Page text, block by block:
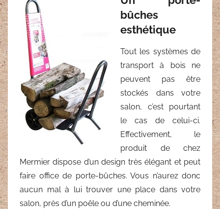
bûches
esthétique
Tout les systèmes de
transport à bois ne
peuvent pas être
stockés dans votre
salon, c’est pourtant
le cas de celui-ci.
Effectivement, le
produit de chez
Mermier dispose d’un design très élégant et peut
faire office de porte-bûches. Vous n’aurez donc
aucun mal à lui trouver une place dans votre
salon, près d’un poêle ou d’une cheminée.